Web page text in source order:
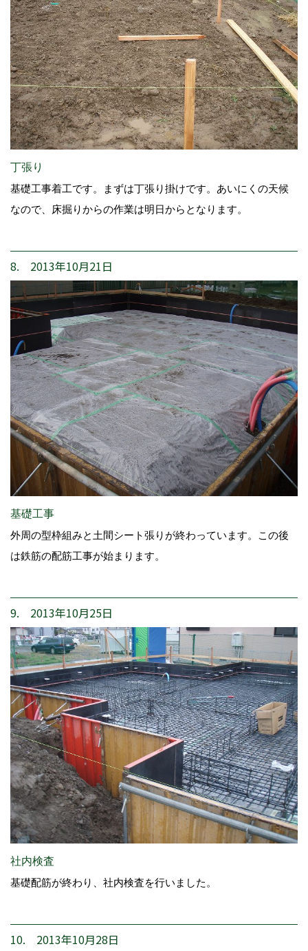
丁張り
基礎工事着工です。まずは丁張り掛けです。あいにくの天候
なので、床掘りからの作業は明日からとなります。
8. 2013年10月21日
基礎工事
外周の型枠組みと土間シート張りが終わっています。この後
は鉄筋の配筋工事が始まります。
9. 2013年10月25日
社内検査
基礎配筋が終わり、社内検査を行いました。
10. 2013年10月28日